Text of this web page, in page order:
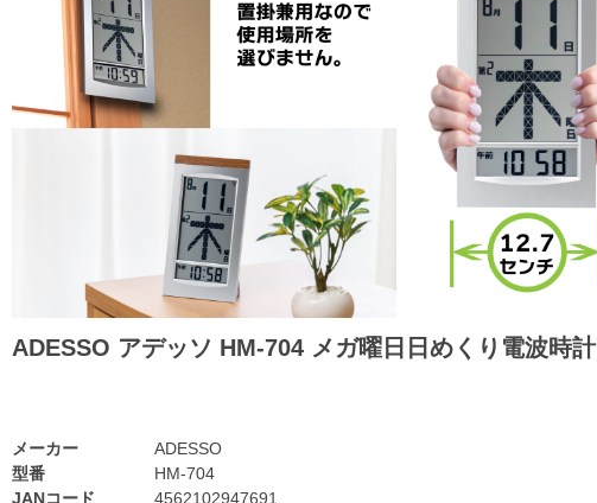
ADESSO アデッソ HM-704 メガ曜日日めくり電波時計
型番
HM-704
JANコード
4562102947691
メーカー ADESSO